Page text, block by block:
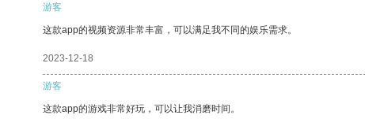
游客
这款app的视频资源非常丰富，可以满足我不同的娱乐需求。
2023-12-18
游客
这款app的游戏非常好玩，可以让我消磨时间。